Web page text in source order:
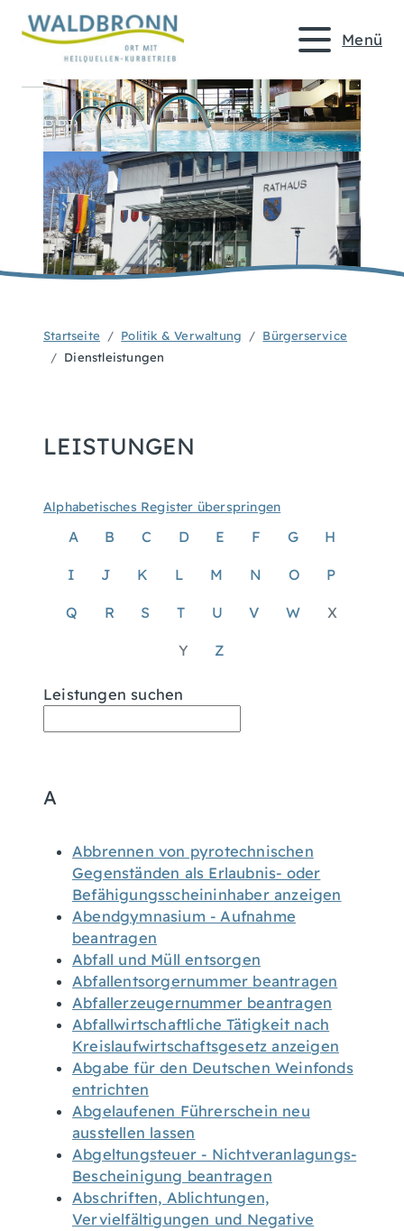
Menü
Startseite Politik & Verwaltung
Bürgerservice
Dienstleistungen
LEISTUNGEN
Alphabetisches Register überspringen
A B C D E F G H
I J K L M N O P
Q R S T U V W X
Y Z
Leistungen suchen
A
Abbrennen von pyrotechnischen
Gegenständen als Erlaubnis- oder
Befähigungsscheininhaber anzeigen
Abendgymnasium - Aufnahme
beantragen
Abfall und Müll entsorgen
Abfallentsorgernummer beantragen
Abfallerzeugernummer beantragen
Abfallwirtschaftliche Tätigkeit nach
Kreislaufwirtschaftsgesetz anzeigen
Abgabe für den Deutschen Weinfonds
entrichten
Abgelaufenen Führerschein neu
ausstellen lassen
Abgeltungsteuer - Nichtveranlagungs-
Bescheinigung beantragen
Abschriften, Ablichtungen,
Vervielfältigungen und Negative